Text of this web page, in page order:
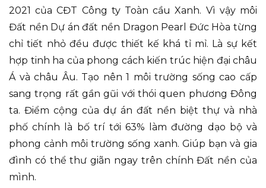
2021 của CĐT Công ty Toàn cầu Xanh. Vì vậy môi
Đất nền Dự án đất nền Dragon Pearl Đức Hòa từng
chỉ tiết nhỏ đều được thiết kế khá tỉ mỉ. Là sự kết
hợp tinh ha của phong cách kiến trúc hiện đại châu
Á và châu Âu. Tạo nên 1 môi trường sống cao cấp
sang trọng rất gần gũi với thói quen phương Đông
ta. Điểm cộng của dự án đất nền biệt thự và nhà
phố chính là bố trí tới 63% làm đường dạo bộ và
phong cảnh môi trường sống xanh. Giúp bạn và gia
đình có thể thư giãn ngay trên chính Đất nền của
mình.